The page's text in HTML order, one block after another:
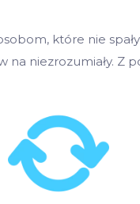
które nie
na niezrozumiały. Z